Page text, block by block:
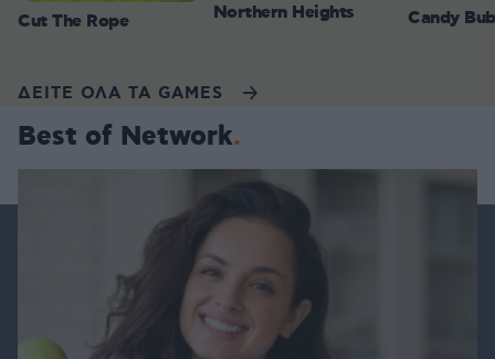
Cut The Rope Northern Heights Candy
ΔΕΙΤΕ ΟΛΑ ΤΑ GAMES
Best of Network